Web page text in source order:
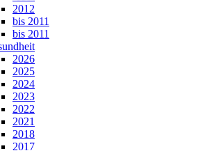
2012
bis 2011
bis 2011
2026
2025
2024
2023
2022
2021
2018
2017